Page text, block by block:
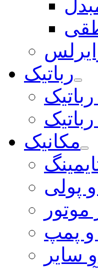
رباتیک
مکانیک
پولی
موتور
پمپ
سایر